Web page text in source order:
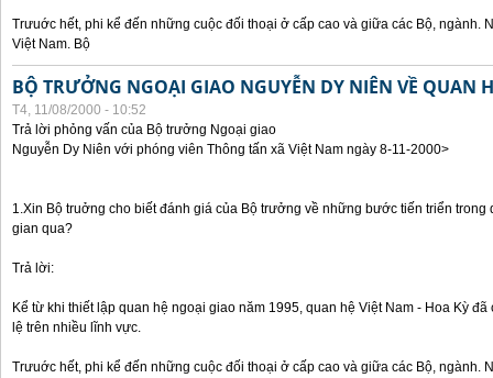
Trưuớc hết, phi kể đến những cuộc đối thoại ở cấp cao và giữa các Bộ, ngành.
Việt Nam. Bộ
BỘ TRƯỞNG NGOẠI GIAO NGUYỄN DY NIÊN VỀ QUAN
T4, 11/08/2000 - 10:52
Trả lời phỏng vấn của Bộ trưởng Ngoại giao
Nguyễn Dy Niên với phóng viên Thông tấn xã Việt Nam ngày 8-11-2000>
1.Xin Bộ truởng cho biết đánh giá của Bộ trưởng về những bước tiến triển trong
gian qua?
Trả lời:
Kể từ khi thiết lập quan hệ ngoại giao năm 1995, quan hệ Việt Nam - Hoa Kỳ
lệ trên nhiều lĩnh vực.
Trưuớc hết, phi kể đến những cuộc đối thoại ở cấp cao và giữa các Bộ, ngành.